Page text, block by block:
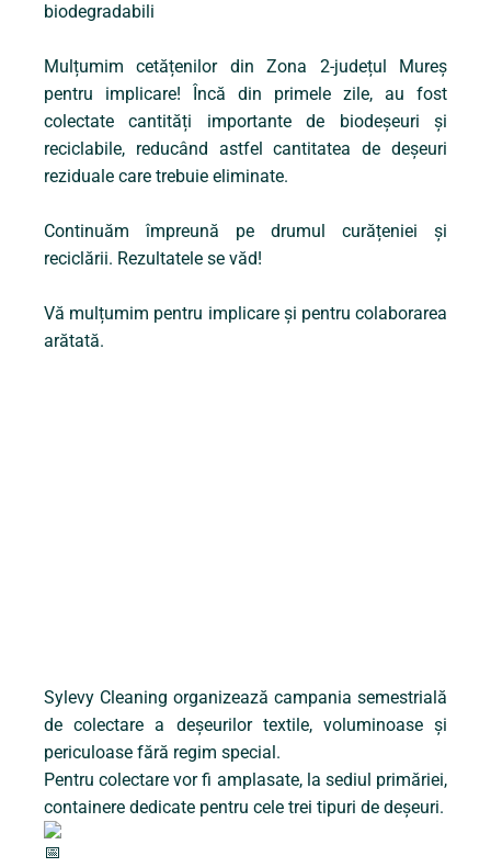
biodegradabili
Mulțumim cetățenilor din Zona 2-județul Mureș
pentru implicare! Încă din primele zile, au fost
colectate cantități importante de biodeșeuri și
reciclabile, reducând astfel cantitatea de deșeuri
reziduale care trebuie eliminate.
Continuăm împreună pe drumul curățeniei și
reciclării. Rezultatele se văd!
Vă mulțumim pentru implicare și pentru colaborarea
arătată.
Sylevy Cleaning organizează campania semestrială
de colectare a deșeurilor textile, voluminoase și
periculoase fără regim special.
Pentru colectare vor fi amplasate, la sediul primăriei,
containere dedicate pentru cele trei tipuri de deșeuri.